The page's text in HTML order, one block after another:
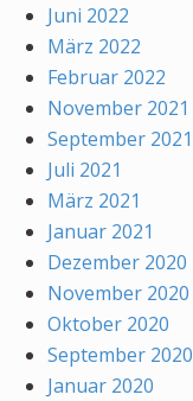
Juni 2022
März 2022
Februar 2022
November 2021
September 2021
Juli 2021
März 2021
Januar 2021
Dezember 2020
November 2020
Oktober 2020
September 2020
Januar 2020